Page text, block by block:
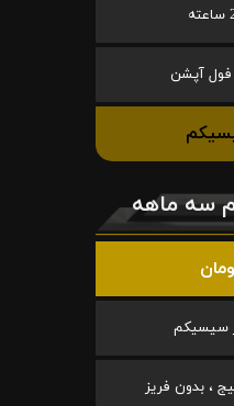
سه ماهه
سیسیکم
، بدون فریز